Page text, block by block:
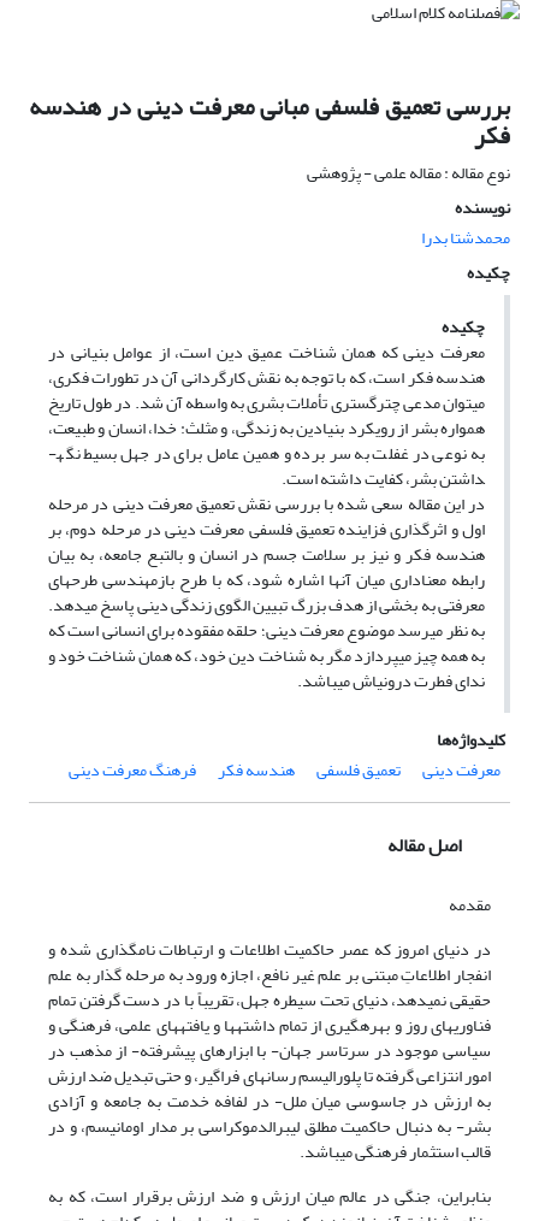
بررسی تعمیق فلسفی مبانی معرفت دینی در هندسه
فکر
نوع مقاله : مقاله علمی - پژوهشی
نویسنده
محمدشتا بدرا
چکیده
چکیده
معرفت دینی که همان شناخت عمیق دین است، از عوامل بنیانی در
هندسه فکر است، که با توجه به نقش کارگردانی آن در تطورات فکری،
می­توان مدعی چترگستری تأملات بشری به واسطه آن شد. در طول تاریخ
همواره بشر از رویکرد بنیادین به زندگی، و مثلث: خدا، انسان و طبیعت،
به نوعی در غفلت به سر برده و همین عامل برای در جهل بسیط نگه­
داشتن بشر، کفایت داشته است.
در این مقاله سعی شده با بررسی نقش تعمیق معرفت دینی در مرحله
اول و اثرگذاری فزاینده تعمیق فلسفی معرفت دینی در مرحله دوم، بر
هندسه فکر و نیز بر سلامت جسم در انسان و بالتبع جامعه، به بیان
رابطه معناداری میان آن­ها اشاره شود، که با طرح بازمهندسی طرح­های
معرفتی به بخشی از هدف بزرگ تبیین الگوی زندگی دینی پاسخ می­دهد.
به نظر می­رسد موضوع معرفت دینی؛ حلقه مفقوده برای انسانی است که
به همه چیز می­پردازد مگر به شناخت دین خود، که همان شناخت خود و
ندای فطرت درونی­اش می­باشد.
کلیدواژه‌ها
معرفت دینی
تعمیق فلسفی هندسه فکر فرهنگ معرفت دینی
اصل مقاله
مقدمه
در دنیای امروز که عصر حاکمیت اطلاعات و ارتباطات نام­گذاری شده و
انفجار اطلاعاتِ مبتنی بر علم غیر نافع، اجازه ورود به مرحله گذار به علم
حقیقی نمی­دهد­، دنیای تحت سیطره جهل، تقریباً با در دست گرفتن تمام
فناوری­های روز و بهره­گیری از تمام داشته­ها و یافته­های علمی، فرهنگی و
سیاسی موجود در سرتاسر جهان- با ابزارهای پیشرفته- از مذهب در
امور انتزاعی گرفته تا پلورالیسم رسانه­ای فراگیر، و حتی تبدیل ضد ارزش
به ارزش در جاسوسی میان ملل- در لفافه خدمت به جامعه و آزادی
بشر- به دنبال حاکمیت مطلق لیبرال­دموکراسی بر مدار اومانیسم، و در
قالب استثمار فرهنگی می­باشد.
بنابراین، جنگی در عالم میان ارزش و ضد ارزش برقرار است، که به